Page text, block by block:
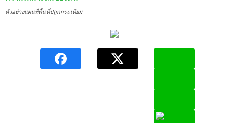
ตัวอย่างแผนที่พื้นที่ปลูกกระเทียม